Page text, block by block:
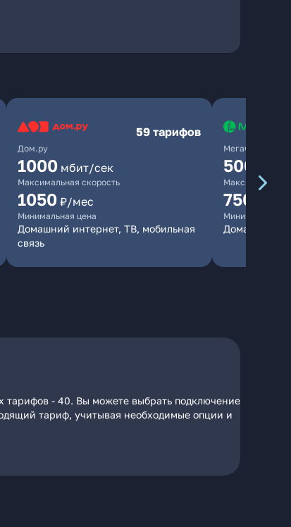
Дом.ру
59 тарифов
1000 мбит/сек
Максимальная скорость
1050 ₽/мес
Минимальная цена
Домашний интернет, ТВ, мобильная
связь
МегаФон
500
Максимальная
750
Минимальная
Домашний
тарифов - 40. Вы можете выбрать подключение
тариф, учитывая необходимые опции и